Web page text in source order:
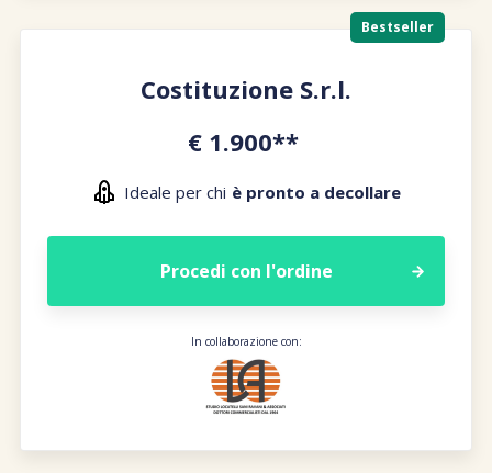
Costituzione S.r.l.
€ 1.900**
Ideale per chi è pronto a decollare
Procedi con l'ordine
In collaborazione con:
Bestseller